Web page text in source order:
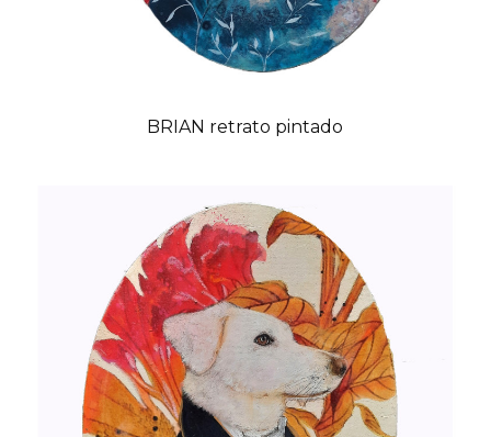
BRIAN retrato pintado